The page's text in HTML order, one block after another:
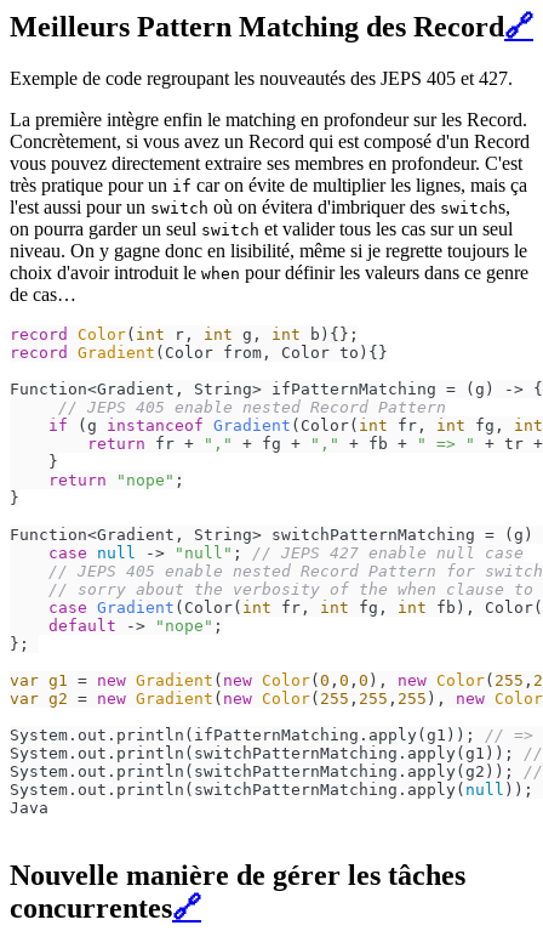
Meilleurs Pattern Matching des Record🔗
Exemple de code regroupant les nouveautés des JEPS 405 et 427.
La première intègre enfin le matching en profondeur sur les Record.
Concrètement, si vous avez un Record qui est composé d'un Record
vous pouvez directement extraire ses membres en profondeur. C'est
très pratique pour un if car on évite de multiplier les lignes, mais ça
l'est aussi pour un switch où on évitera d'imbriquer des switchs,
on pourra garder un seul switch et valider tous les cas sur un seul
niveau. On y gagne donc en lisibilité, même si je regrette toujours le
choix d'avoir introduit le when pour définir les valeurs dans ce genre
de cas…
record Color( int r, int g, int b)
record
Gradient (Color from, Color to) {}
Function<Gradient, String> ifPatternMatching = (g) -> {
// JEPS 405 enable nested Record Pattern
if (g instanceof Gradient (Color( int fr, int fg, int
return fr + "," + fg + "," + fb + " => "
+ tr
    }
return
"nope" ;
}
Function<Gradient, String> switchPatternMatching =
case
null -> "null" ; // JEPS 427 enable null case
// JEPS 405 enable nested Record Pattern for
// sorry about the verbosity of the when clause to
case Gradient (Color( int fr, int fg, int fb) , Color(
default -> "nope" ;
};
var g1 = new Gradient ( new Color( 0 , 0 , 0 ), new Color( 255 ,
var g2 = new Gradient ( new Color( 255 , 255 , 255 ), new Color
System.out.println(ifPatternMatching.apply(g1)); // =>
System.out.println(switchPatternMatching.apply(g1)); //
System.out.println(switchPatternMatching.apply(g2)); //
System.out.println(switchPatternMatching.apply( null ));
Java
Nouvelle manière de gérer les tâches
concurrentes🔗